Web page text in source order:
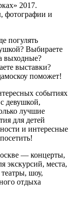
2017.
фотографии и
погулять
Выбираете
выходные?
выставки?
поможет!
событиях
девушкой,
лучшие
для детей
и интересные
— концерты,
экскурсий, места,
шоу,
отдыха